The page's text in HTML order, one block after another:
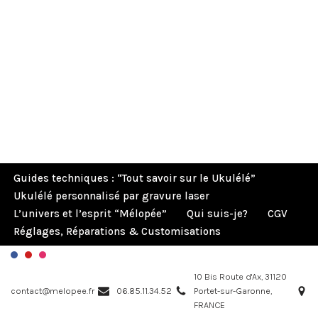
Guides techniques : “Tout savoir sur le Ukulélé”
Ukulélé personnalisé par gravure laser
L’univers et l’esprit “Mélopée”
Qui suis-je?
CGV
Réglages, Réparations & Customisations
contact@melopee.fr 06.85.11.34.52
10 Bis Route d'Ax, 31120
Portet-sur-Garonne,
FRANCE